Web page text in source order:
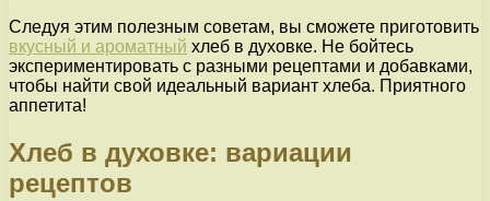
Следуя этим полезным советам, вы сможете приготовить
вкусный и ароматный хлеб в духовке. Не бойтесь
экспериментировать с разными рецептами и добавками,
чтобы найти свой идеальный вариант хлеба. Приятного
аппетита!
Хлеб в духовке: вариации
рецептов